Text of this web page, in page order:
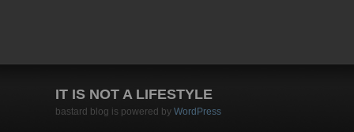
IT IS NOT A LIFESTYLE
bastard blog is powered by WordPress